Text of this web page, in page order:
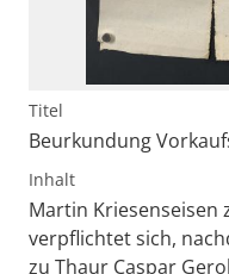
Titel
Beurkundung
Inhalt
Martin Kriesenseisen
verpflichtet sich,
zu Thaur Caspar